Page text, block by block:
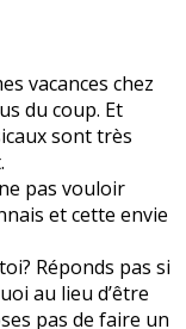
vacances chez
du coup. Et
sont très
pas vouloir
et cette envie
Réponds pas si
au lieu d’être
pas de faire un